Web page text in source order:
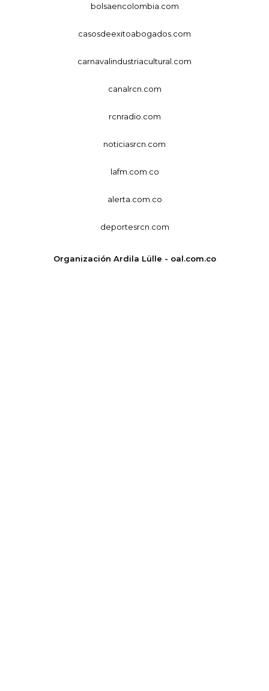
bolsaencolombia.com
casosdeexitoabogados.com
carnavalindustriacultural.com
canalrcn.com
rcnradio.com
noticiasrcn.com
lafm.com.co
alerta.com.co
deportesrcn.com
Organización Ardila Lülle - oal.com.co